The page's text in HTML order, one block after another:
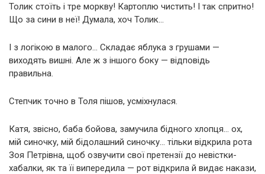
Толик стоїть і тре моркву! Картоплю чистить! І так спритно!
Що за сини в неї! Думала, хоч Толик…
І з логікою в малого… Складає яблука з грушами —
виходять вишні. Але ж з іншого боку — відповідь
правильна.
Степчик точно в Толя пішов, усміхнулася.
Катя, звісно, баба бойова, замучила бідного хлопця… ох,
мій синочку, мій бідолашний синочку… тільки відкрила рота
Зоя Петрівна, щоб озвучити свої претензії до невістки-
хабалки, як та її випередила — рот відкрила й видає накази,